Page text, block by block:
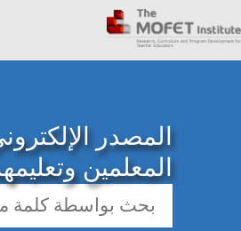
المصدر
المعلمين